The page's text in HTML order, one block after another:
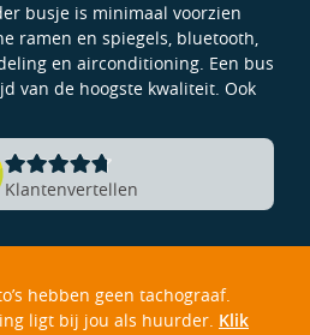
busje is minimaal voorzien
ramen en spiegels, bluetooth,
en airconditioning. Een bus
van de hoogste kwaliteit. Ook
Klantenvertellen
hebben geen tachograaf.
ligt bij jou als huurder. Klik